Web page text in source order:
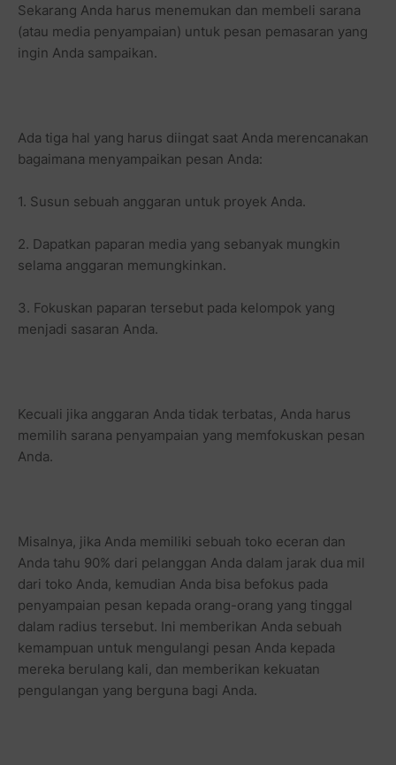
Sekarang Anda harus menemukan dan membeli sarana
(atau media penyampaian) untuk pesan pemasaran yang
ingin Anda sampaikan.
Ada tiga hal yang harus diingat saat Anda merencanakan
bagaimana menyampaikan pesan Anda:
1. Susun sebuah anggaran untuk proyek Anda.
2. Dapatkan paparan media yang sebanyak mungkin
selama anggaran memungkinkan.
3. Fokuskan paparan tersebut pada kelompok yang
menjadi sasaran Anda.
Kecuali jika anggaran Anda tidak terbatas, Anda harus
memilih sarana penyampaian yang memfokuskan pesan
Anda.
Misalnya, jika Anda memiliki sebuah toko eceran dan
Anda tahu 90% dari pelanggan Anda dalam jarak dua mil
dari toko Anda, kemudian Anda bisa befokus pada
penyampaian pesan kepada orang-orang yang tinggal
dalam radius tersebut. Ini memberikan Anda sebuah
kemampuan untuk mengulangi pesan Anda kepada
mereka berulang kali, dan memberikan kekuatan
pengulangan yang berguna bagi Anda.